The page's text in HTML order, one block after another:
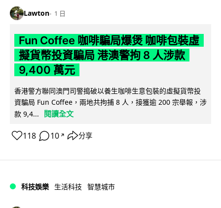
Lawton 1 日
Fun Coffee 咖啡騙局爆煲 咖啡包裝虛
擬貨幣投資騙局 港澳警拘 8 人涉款
9,400 萬元
香港警方聯同澳門司警搗破以養生咖啡生意包裝的虛擬貨幣投
資騙局 Fun Coffee，兩地共拘捕 8 人，接獲逾 200 宗舉報，涉
款 9,4...
閱讀全文
118 10 ↗ 分享
科技娛樂 生活科技 智慧城市